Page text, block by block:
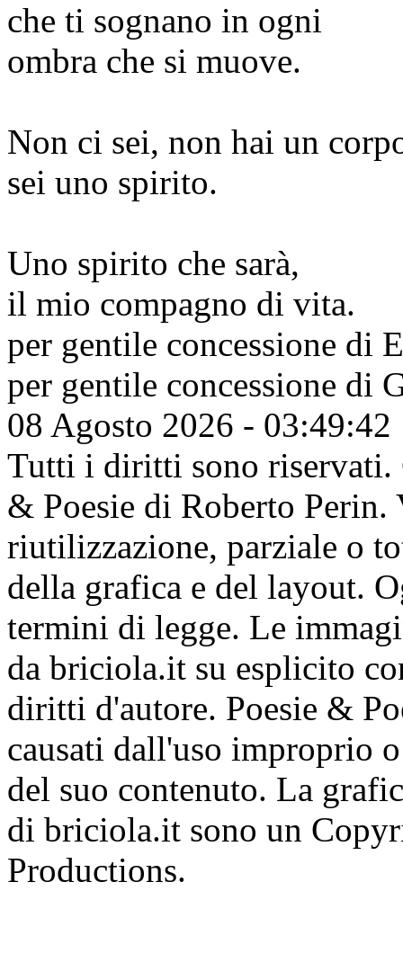
che ti sognano in ogni
ombra che si muove.
Non ci sei, non hai un
sei uno spirito.
Uno spirito che sarà,
il mio compagno di vita.
per gentile concessione di
per gentile concessione di
08 Agosto 2026 - 03:49:42
Tutti i diritti sono riservati.
& Poesie di Roberto
riutilizzazione, parziale o
della grafica e del layout.
termini di legge. Le
da briciola.it su esplicito
diritti d'autore. Poesie &
causati dall'uso improprio
del suo contenuto. La
di briciola.it sono un
Productions.